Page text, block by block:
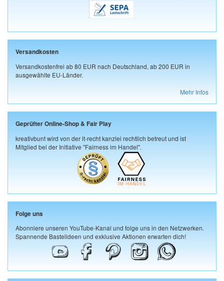
Versandkosten
Versandkostenfrei ab 80 EUR nach Deutschland, ab 200 EUR in
ausgewählte EU-Länder.
Mehr Infos
Geprüfter Online-Shop & Fair Play
kreativbunt wird von der it-recht kanzlei rechtlich betreut und ist
Mitglied bei der Initiative "Fairness im Handel".
Folge uns
Abonniere unseren YouTube-Kanal und folge uns in den Netzwerken.
Spannende Bastelideen und exklusive Aktionen erwarten dich!